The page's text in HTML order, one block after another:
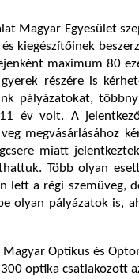
Magyar Egyesület
kiegészítőinek
maximum 80
részére is
pályázatokat,
év volt. A
megvásárlásához
miatt
Több olyan
lett a régi szemüveg,
olyan pályázatok is,
Optikus és
optika csatlakozott